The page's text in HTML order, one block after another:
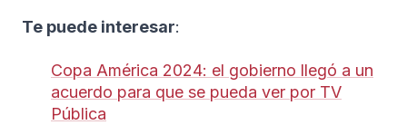
Te puede interesar:
Copa América 2024: el gobierno llegó a un
acuerdo para que se pueda ver por TV
Pública